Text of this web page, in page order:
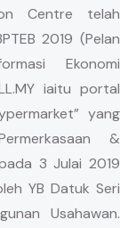
Centre telah
2019 (Pelan
Ekonomi
iaitu portal
yang
&
3 Julai 2019
YB Datuk Seri
Usahawan.